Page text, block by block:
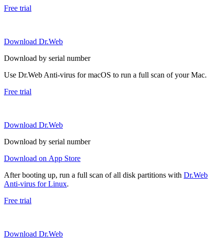
Free trial
Download Dr.Web
Download by serial number
Use Dr.Web Anti-virus for macOS to run a full scan of your Mac.
Free trial
Download Dr.Web
Download by serial number
Download on App Store
After booting up, run a full scan of all disk partitions with Dr.Web
Anti-virus for Linux.
Free trial
Download Dr.Web